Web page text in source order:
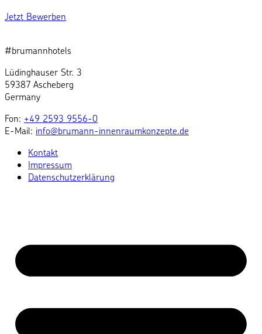
Jetzt Bewerben
#brumannhotels
Lüdinghauser Str. 3
59387 Ascheberg
Germany
Fon: +49 2593 9556-0
E-Mail: info@brumann-innenraumkonzepte.de
Kontakt
Impressum
Datenschutzerklärung